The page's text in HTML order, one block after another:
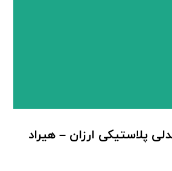
پلاستیکی ارزان – هیراد